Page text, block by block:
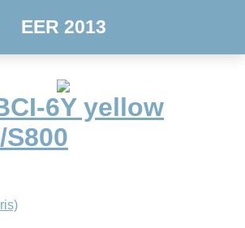
EER 2013
6Y yellow